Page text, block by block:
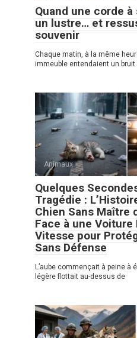
Quand une corde
un lustre… et
souvenir
Chaque matin, à la même
immeuble entendaient un bruit
Animaux
Quelques
Tragédie :
Chien Sans Maître
Face à une Voiture
Vitesse pour
Sans Défense
L’aube commençait à peine à
légère flottait au-dessus de